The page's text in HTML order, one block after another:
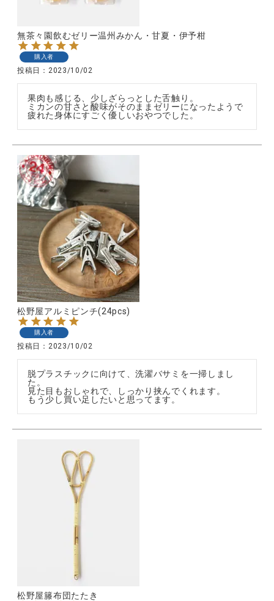
ナチュラル服
ファッション雑貨
生活雑貨
ギフト
ブランド
全ての商品
CONTENTS
特集
ご利用ガイド
お問い合わせ
ショップリスト
無茶々園飲むゼリー温州みかん・甘夏・伊予柑
購入者
投稿日 2023/10/02
果肉も感じる、少しざらっとした舌触り。
ミカンの甘さと酸味がそのままゼリーになったようで
疲れた身体にすごく優しいおやつでした。
松野屋アルミピンチ(24pcs)
購入者
投稿日 2023/10/02
脱プラスチックに向けて、洗濯バサミを一掃しまし
た。
見た目もおしゃれで、しっかり挟んでくれます。
もう少し買い足したいと思ってます。
松野屋籐布団たたき